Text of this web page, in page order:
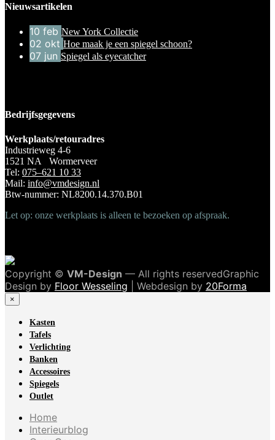
Nieuwsartikelen
10 feb New York Collectie
02 okt Hoe maak je een spiegel schoon?
07 jun Spiegel als eyecatcher
Bedrijfsgegevens
Werkplaats/retouradres
Industrieweg 4-6
1521 NA Wormerveer
Tel: 075–621 10 33
Mail: info@vmdesign.nl
Btw-nummer: NL8200.14.370.B01
Let op: onze werkplaats is alleen te bezoeken op afspraak.
Copyright © VM-Design — All rights reservedGraphic
Design by Floor Wesseling | Webdesign by 20Forma
×
Kasten
Tafels
Verlichting
Banken
Accessoires
Spiegels
Outlet
Home
Interieurblog